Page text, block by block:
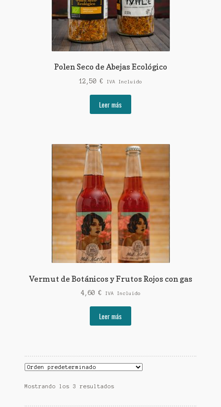
Polen Seco de Abejas Ecológico
12,50 € IVA Incluido
Leer más
Vermut de Botánicos y Frutos Rojos con gas
4,60 € IVA Incluido
Leer más
Mostrando los 3 resultados